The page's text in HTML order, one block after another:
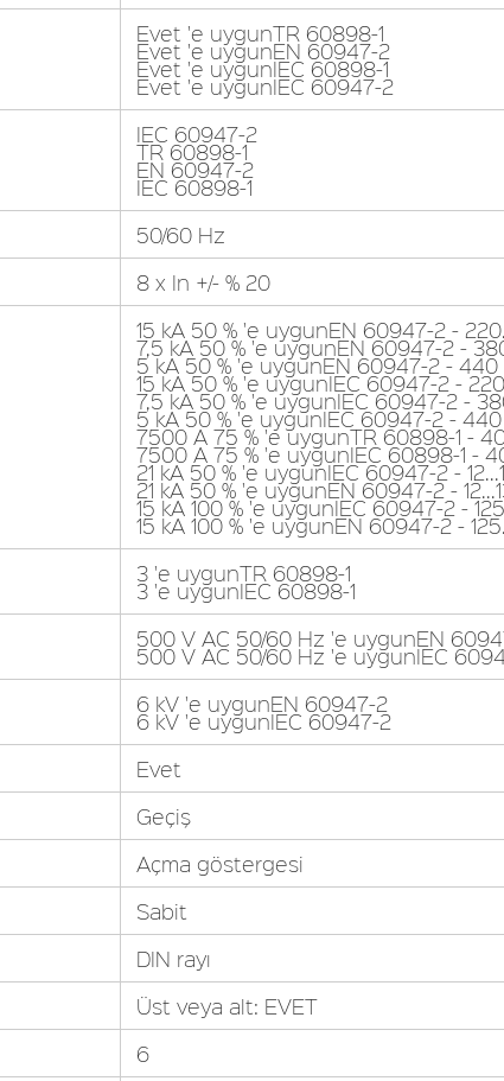
Evet 'e uygunTR 60898-1
Evet 'e uygunEN 60947-2
Evet 'e uygunIEC 60898-1
Evet 'e uygunIEC 60947-2
IEC 60947-2
TR 60898-1
EN 60947-2
IEC 60898-1
50/60 Hz
8 x In +/- % 20
15 kA 50 % 'e uygunEN 60947-2 -
7,5 kA 50 % 'e uygunEN 60947-2 -
5 kA 50 % 'e uygunEN 60947-2 -
15 kA 50 % 'e uygunIEC 60947-2 -
7,5 kA 50 % 'e uygunIEC 60947-2 -
5 kA 50 % 'e uygunIEC 60947-2 -
7500 A 75 % 'e uygunTR 60898-1 -
7500 A 75 % 'e uygunIEC 60898-1 -
21 kA 50 % 'e uygunIEC 60947-2 -
21 kA 50 % 'e uygunEN 60947-2 -
15 kA 100 % 'e uygunIEC 60947-2 -
15 kA 100 % 'e uygunEN 60947-2 -
3 'e uygunTR 60898-1
3 'e uygunIEC 60898-1
500 V AC 50/60 Hz 'e uygunEN
500 V AC 50/60 Hz 'e uygunIEC
6 kV 'e uygunEN 60947-2
6 kV 'e uygunIEC 60947-2
Evet
Geçiş
Açma göstergesi
Sabit
DIN rayı
Üst veya alt: EVET
6